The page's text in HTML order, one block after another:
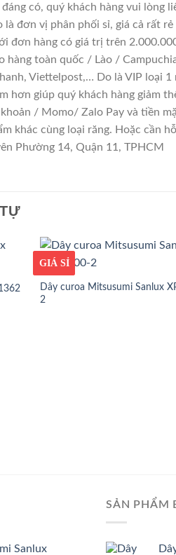
có, quý khách hàng vui lòng
là đơn vị phân phối sỉ, giá cả rất
đơn hàng có giá trị trên
hàng toàn quốc / Lào /
Viettelpost,… Do là VIP loại
hơn giúp quý khách hàng giảm
/ Momo/ Zalo Pay và tiền
khác cùng loại răng. Hoặc cần
Phường 14, Quận 11, TPHCM
GIÁ TỐT
GIÁ SỈ
Dây curoa Mitsusumi Sanlux
2
Sanlux
SẢN PHẨM